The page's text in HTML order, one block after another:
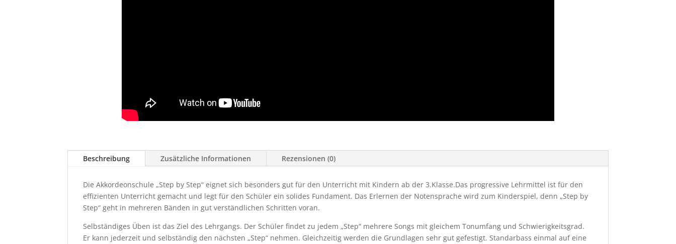
Beschreibung Zusätzliche Informationen Rezensionen (0)
Die Akkordeonschule „Step by Step“ eignet sich besonders gut für den Unterricht mit Kindern ab der 3.Klasse.Das progressive Lehrmittel ist für den
effizienten Unterricht gemacht und legt für den Schüler ein solides Fundament. Das Erlernen der Notensprache wird zum Kinderspiel, denn „Step by
Step“ geht in mehreren Bänden in gut verständlichen Schritten voran.
Selbständiges Üben ist das Ziel des Lehrgangs. Der Schüler findet zu jedem „Step“ mehrere Songs mit gleichem Tonumfang und Schwierigkeitsgrad.
Er kann jederzeit und selbständig den nächsten „Step“ nehmen. Gleichzeitig werden die Grundlagen sehr gut gefestigt. Standarbass einmal auf eine